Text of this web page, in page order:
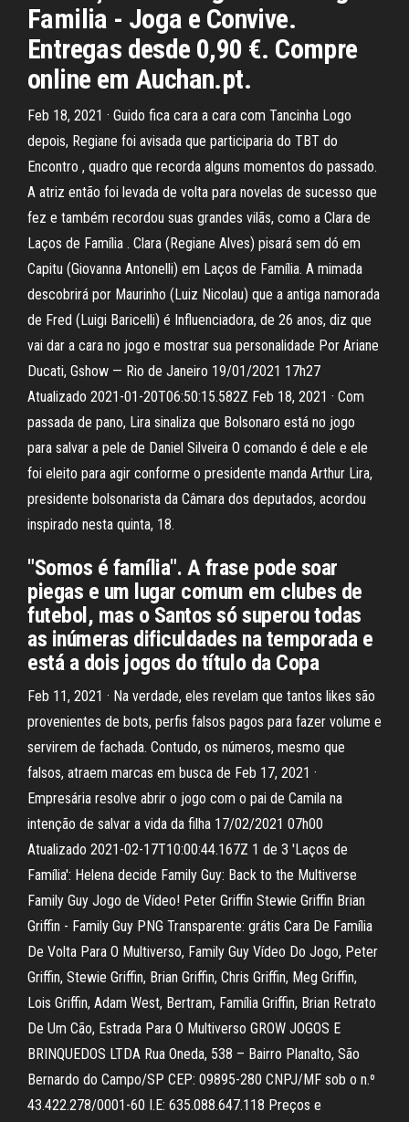
Familia - Joga e Convive.
Entregas desde 0,90 €. Compre
online em Auchan.pt.
Feb 18, 2021 · Guido fica cara a cara com Tancinha Logo
depois, Regiane foi avisada que participaria do TBT do
Encontro , quadro que recorda alguns momentos do passado.
A atriz então foi levada de volta para novelas de sucesso que
fez e também recordou suas grandes vilãs, como a Clara de
Laços de Família . Clara (Regiane Alves) pisará sem dó em
Capitu (Giovanna Antonelli) em Laços de Família. A mimada
descobrirá por Maurinho (Luiz Nicolau) que a antiga namorada
de Fred (Luigi Baricelli) é Influenciadora, de 26 anos, diz que
vai dar a cara no jogo e mostrar sua personalidade Por Ariane
Ducati, Gshow — Rio de Janeiro 19/01/2021 17h27
Atualizado 2021-01-20T06:50:15.582Z Feb 18, 2021 · Com
passada de pano, Lira sinaliza que Bolsonaro está no jogo
para salvar a pele de Daniel Silveira O comando é dele e ele
foi eleito para agir conforme o presidente manda Arthur Lira,
presidente bolsonarista da Câmara dos deputados, acordou
inspirado nesta quinta, 18.
"Somos é família". A frase pode soar
piegas e um lugar comum em clubes de
futebol, mas o Santos só superou todas
as inúmeras dificuldades na temporada e
está a dois jogos do título da Copa
Feb 11, 2021 · Na verdade, eles revelam que tantos likes são
provenientes de bots, perfis falsos pagos para fazer volume e
servirem de fachada. Contudo, os números, mesmo que
falsos, atraem marcas em busca de Feb 17, 2021 ·
Empresária resolve abrir o jogo com o pai de Camila na
intenção de salvar a vida da filha 17/02/2021 07h00
Atualizado 2021-02-17T10:00:44.167Z 1 de 3 'Laços de
Família': Helena decide Family Guy: Back to the Multiverse
Family Guy Jogo de Vídeo! Peter Griffin Stewie Griffin Brian
Griffin - Family Guy PNG Transparente: grátis Cara De Família
De Volta Para O Multiverso, Family Guy Vídeo Do Jogo, Peter
Griffin, Stewie Griffin, Brian Griffin, Chris Griffin, Meg Griffin,
Lois Griffin, Adam West, Bertram, Família Griffin, Brian Retrato
De Um Cão, Estrada Para O Multiverso GROW JOGOS E
BRINQUEDOS LTDA Rua Oneda, 538 – Bairro Planalto, São
Bernardo do Campo/SP CEP: 09895-280 CNPJ/MF sob o n.º
43.422.278/0001-60 I.E: 635.088.647.118 Preços e